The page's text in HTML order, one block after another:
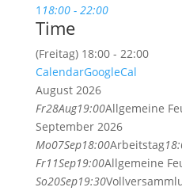
1 18:00 - 22:00
Time
(Freitag) 18:00 - 22:00
CalendarGoogleCal
August 2026
Fr28Aug19:00Allgemeine
September 2026
Mo07Sep18:00Arbeitstag
Fr11Sep19:00Allgemeine
So20Sep19:30